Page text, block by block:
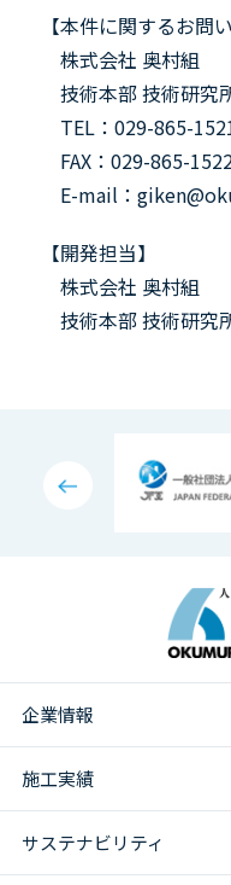
【本件に関するお問
株式会社 奥村組
技術本部 技術研究
TEL： 029-865-
FAX： 029-865-
E-mail ：
【開発担当】
株式会社 奥村組
技術本部 技術研究
企業情報
施工実績
サステナビリティ